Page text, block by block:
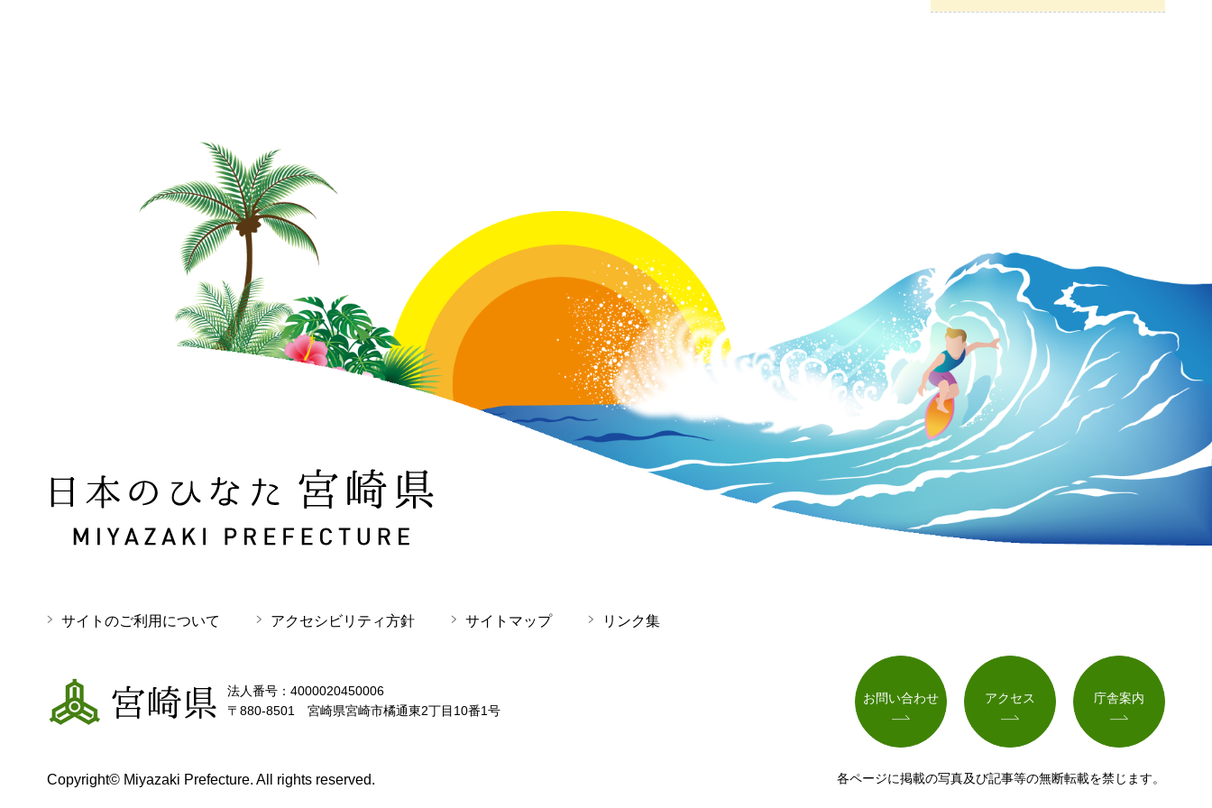
日本のひなた 宮崎県 MIYAZAKI PREFECTURE
サイトのご利用について アクセシビリティ方針 サイトマップ リンク集
宮崎県
法人番号：4000020450006
〒880-8501 宮崎県宮崎市橘通東2丁目10番1号
お問い合わせ アクセス 庁舎案内
Copyright© Miyazaki Prefecture. All rights reserved. 各ページに掲載の写真及び記事等の無断転載を禁じます。